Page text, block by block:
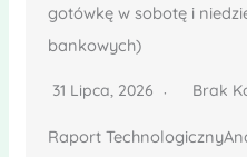
gotówkę w sobotę i
bankowych)
31 Lipca, 2026 Brak
Raport